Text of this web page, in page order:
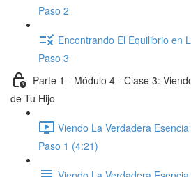
Paso 2
Encontrando El Equilibrio en
Paso 3
Parte 1 - Módulo 4 - Clase 3:
de Tu Hijo
Viendo La Verdadera
Paso 1 (4:21)